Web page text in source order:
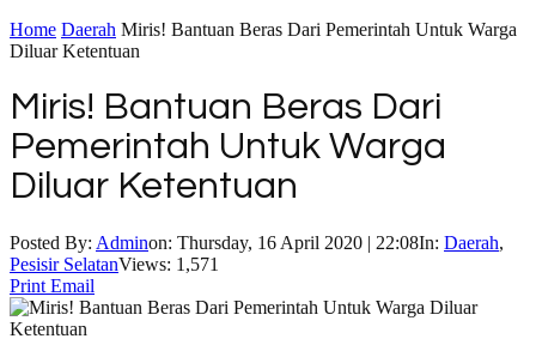
Home Daerah Miris! Bantuan Beras Dari Pemerintah Untuk Warga
Diluar Ketentuan
Miris! Bantuan Beras Dari
Pemerintah Untuk Warga
Diluar Ketentuan
Posted By: Adminon: Thursday, 16 April 2020 | 22:08In: Daerah,
Pesisir SelatanViews: 1,571
Print Email